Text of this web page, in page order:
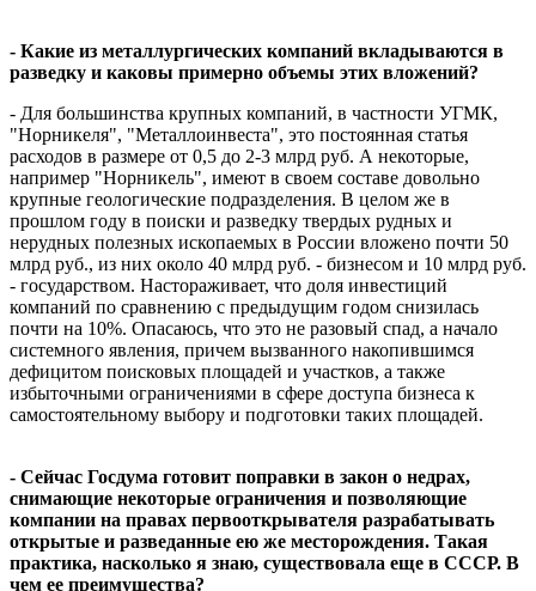
- Какие из металлургических компаний вкладываются в
разведку и каковы примерно объемы этих вложений?
- Для большинства крупных компаний, в частности УГМК,
"Норникеля", "Металлоинвеста", это постоянная статья
расходов в размере от 0,5 до 2-3 млрд руб. А некоторые,
например "Норникель", имеют в своем составе довольно
крупные геологические подразделения. В целом же в
прошлом году в поиски и разведку твердых рудных и
нерудных полезных ископаемых в России вложено почти 50
млрд руб., из них около 40 млрд руб. - бизнесом и 10 млрд руб.
- государством. Настораживает, что доля инвестиций
компаний по сравнению с предыдущим годом снизилась
почти на 10%. Опасаюсь, что это не разовый спад, а начало
системного явления, причем вызванного накопившимся
дефицитом поисковых площадей и участков, а также
избыточными ограничениями в сфере доступа бизнеса к
самостоятельному выбору и подготовки таких площадей.
- Сейчас Госдума готовит поправки в закон о недрах,
снимающие некоторые ограничения и позволяющие
компании на правах первооткрывателя разрабатывать
открытые и разведанные ею же месторождения. Такая
практика, насколько я знаю, существовала еще в СССР. В
чем ее преимущества?